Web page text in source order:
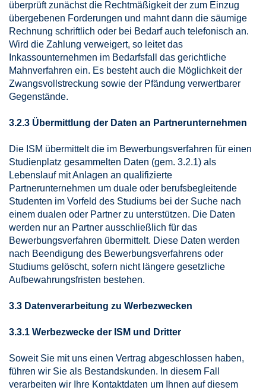
überprüft zunächst die Rechtmäßigkeit der zum Einzug
übergebenen Forderungen und mahnt dann die säumige
Rechnung schriftlich oder bei Bedarf auch telefonisch an.
Wird die Zahlung verweigert, so leitet das
Inkassounternehmen im Bedarfsfall das gerichtliche
Mahnverfahren ein. Es besteht auch die Möglichkeit der
Zwangsvollstreckung sowie der Pfändung verwertbarer
Gegenstände.
3.2.3 Übermittlung der Daten an Partnerunternehmen
Die ISM übermittelt die im Bewerbungsverfahren für einen
Studienplatz gesammelten Daten (gem. 3.2.1) als
Lebenslauf mit Anlagen an qualifizierte
Partnerunternehmen um duale oder berufsbegleitende
Studenten im Vorfeld des Studiums bei der Suche nach
einem dualen oder Partner zu unterstützen. Die Daten
werden nur an Partner ausschließlich für das
Bewerbungsverfahren übermittelt. Diese Daten werden
nach Beendigung des Bewerbungsverfahrens oder
Studiums gelöscht, sofern nicht längere gesetzliche
Aufbewahrungsfristen bestehen.
3.3 Datenverarbeitung zu Werbezwecken
3.3.1 Werbezwecke der ISM und Dritter
Soweit Sie mit uns einen Vertrag abgeschlossen haben,
führen wir Sie als Bestandskunden. In diesem Fall
verarbeiten wir Ihre Kontaktdaten um Ihnen auf diesem